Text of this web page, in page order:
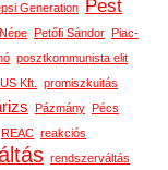
Generation Pest
Petőfi Sándor
Piac-
posztkommunista elit
Kft.
promiszkuitás
Pázmány
Pécs
REAC reakciós
rendszerváltás